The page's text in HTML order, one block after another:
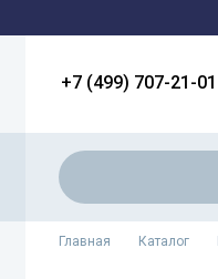
+7 (499) 707-21-01
Главная Каталог